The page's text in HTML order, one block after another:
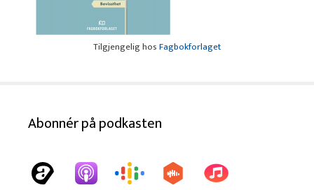
Tilgjengelig hosFagbokforlaget
Abonnér på podkasten